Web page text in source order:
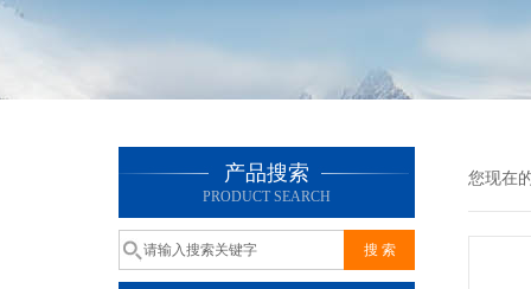
产品搜索
PRODUCT SEARCH
您现在